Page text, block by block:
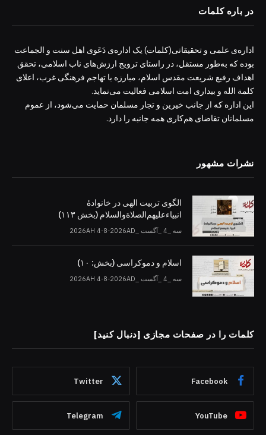
در باره کلمات
اداره‌ی علمی و تحقیقاتی(کلمات) یک اداره‌ی دَعَوی اهل سنت و الجماعت
بوده که به‌طور مستقل، در راستای ترویج ارزش‌های ناب اسلامی، تحقق
اهداف رفیع شریعت مقدس اسلام، مبارزه با تهاجم فرهنگی غرب، اعلای
کلمة الله و بیداری امت اسلامی فعالیت می‌نماید.
این اداره که از جانب خیرین و تجار مسلمان حمایت می‌شود، از عموم
مسلمانان تقاضای هم‌کاری همه جانبه را دارد.
نشرات مشهور
الگوی تربیت الهی در خانوادۀ
انبیاءعلیهم‌الصلاةو‌السلام (بخش ۱۱۳)
سه _4 _آگست _2026AH 4-8-2026AD
اسلام و دموکراسی (بخش: ۱۰)
سه _4 _آگست _2026AH 4-8-2026AD
کلمات را در صفحات مجازی [دنبال کنید]
Facebook
Twitter
YouTube
Telegram